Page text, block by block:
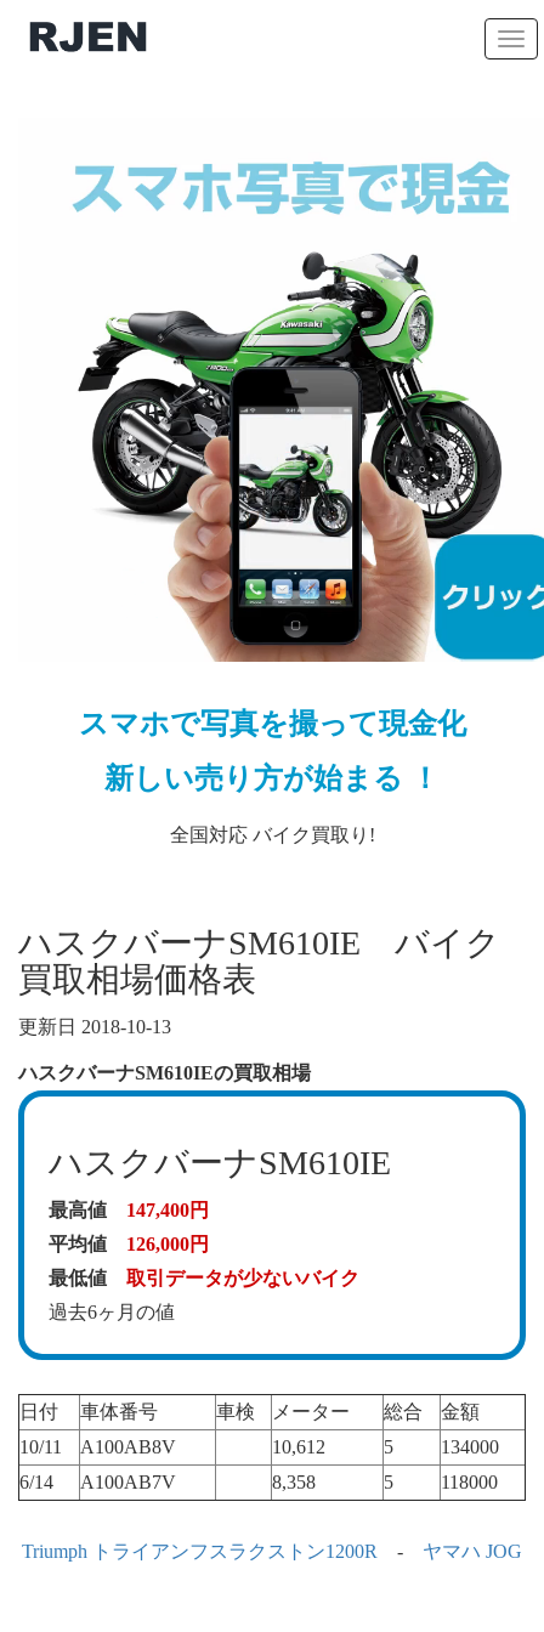
スマホで写真を撮って現金化
新しい売り方が始まる ！
全国対応 バイク買取り!
ハスクバーナSM610IE バイク
買取相場価格表
更新日 2018-10-13
ハスクバーナSM610IEの買取相場
ハスクバーナSM610IE
最高値 147,400円
平均値 126,000円
最低値 取引データが少ないバイク
過去6ヶ月の値
日付 車体番号 車検 メーター 総合
金額
10/11
A100AB8V 10,612 5
134000
6/14
A100AB7V 8,358 5 118000
Triumph トライアンフスラクストン1200R - ヤマハ JOG